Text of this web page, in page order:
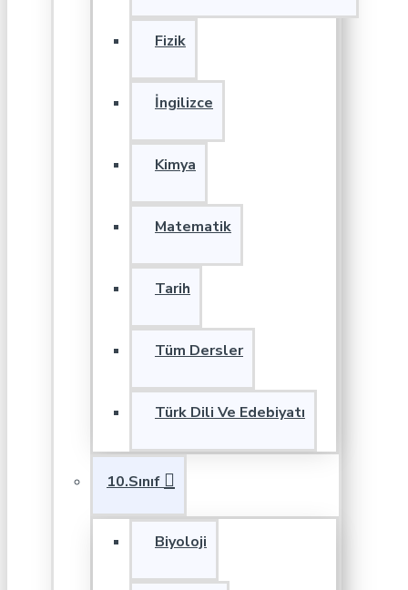
Fizik
İngilizce
Kimya
Matematik
Tarih
Tüm Dersler
Türk Dili Ve Edebiyatı
10.Sınıf
Biyoloji